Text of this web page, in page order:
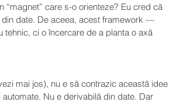
care s-o orienteze? Eu cred că
date. De aceea, acest framework —
ci o încercare de a planta o axă
mai jos), nu e să contrazic această idee
Nu e derivabilă din date. Dar